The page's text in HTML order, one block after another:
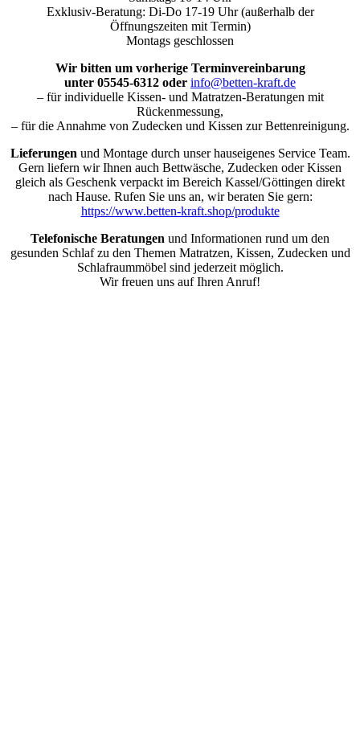
Exklusiv-Beratung: Di-Do 17-19 Uhr (außerhalb der
Öffnungszeiten mit Termin)
Montags geschlossen
Wir bitten um vorherige Terminvereinbarung
unter 05545-6312 oder info@betten-kraft.de
– für individuelle Kissen- und Matratzen-Beratungen mit
Rückenmessung,
– für die Annahme von Zudecken und Kissen zur Bettenreinigung.
Lieferungen und Montage durch unser hauseigenes Service Team.
Gern liefern wir Ihnen auch Bettwäsche, Zudecken oder Kissen
gleich als Geschenk verpackt im Bereich Kassel/Göttingen direkt
nach Hause. Rufen Sie uns an, wir beraten Sie gern:
https://www.betten-kraft.shop/produkte
Telefonische Beratungen und Informationen rund um den
gesunden Schlaf zu den Themen Matratzen, Kissen, Zudecken und
Schlafraummöbel sind jederzeit möglich.
Wir freuen uns auf Ihren Anruf!